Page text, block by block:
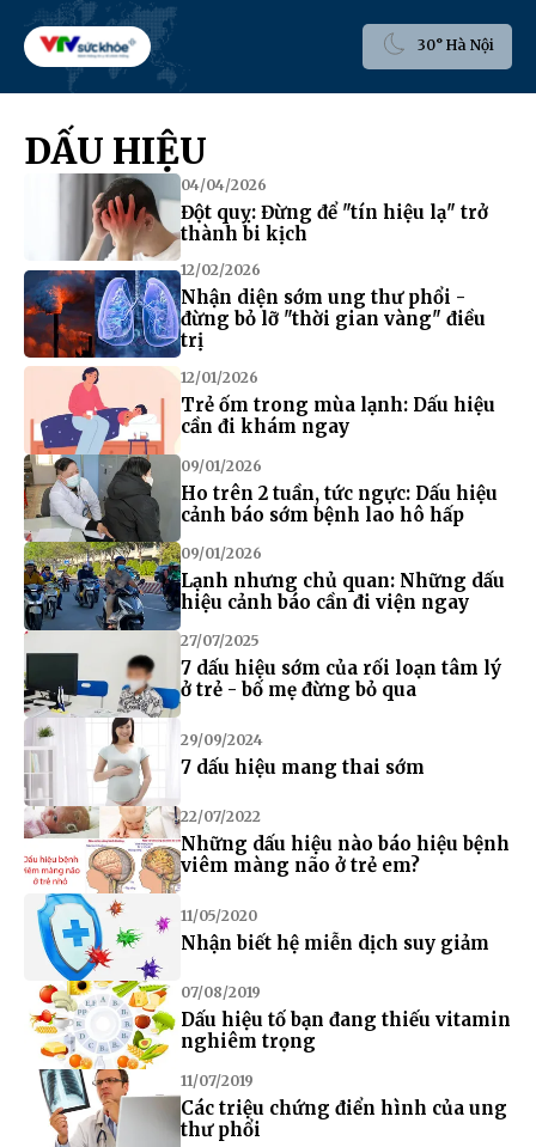
30° Hà Nội
DẤU HIỆU
04/04/2026
Đột quỵ: Đừng để "tín hiệu lạ" trở
thành bi kịch
12/02/2026
Nhận diện sớm ung thư phổi -
đừng bỏ lỡ "thời gian vàng" điều
trị
12/01/2026
Trẻ ốm trong mùa lạnh: Dấu hiệu
cần đi khám ngay
09/01/2026
Ho trên 2 tuần, tức ngực: Dấu hiệu
cảnh báo sớm bệnh lao hô hấp
09/01/2026
Lạnh nhưng chủ quan: Những dấu
hiệu cảnh báo cần đi viện ngay
27/07/2025
7 dấu hiệu sớm của rối loạn tâm lý
ở trẻ - bố mẹ đừng bỏ qua
29/09/2024
7 dấu hiệu mang thai sớm
22/07/2022
Những dấu hiệu nào báo hiệu bệnh
viêm màng não ở trẻ em?
11/05/2020
Nhận biết hệ miễn dịch suy giảm
07/08/2019
Dấu hiệu tố bạn đang thiếu vitamin
nghiêm trọng
11/07/2019
Các triệu chứng điển hình của ung
thư phổi